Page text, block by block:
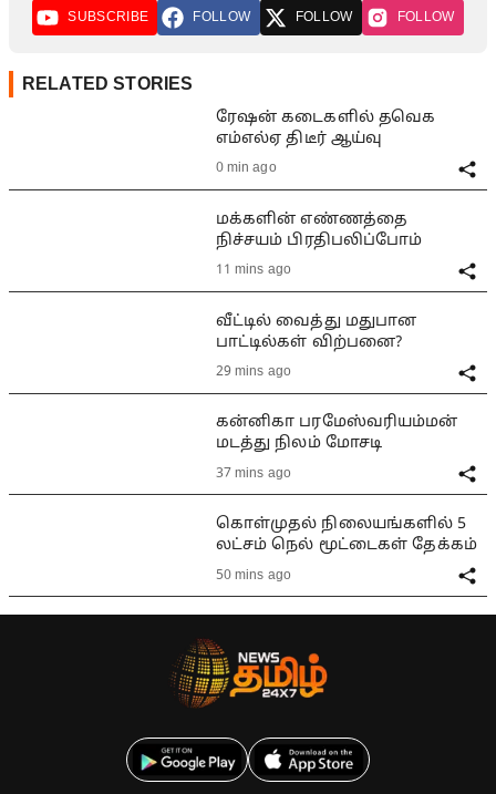
SUBSCRIBE FOLLOW FOLLOW FOLLOW
RELATED STORIES
ரேஷன் கடைகளில் தவெக
எம்எல்ஏ திடீர் ஆய்வு
0 min ago
மக்களின் எண்ணத்தை
நிச்சயம் பிரதிபலிப்போம்
11 mins ago
வீட்டில் வைத்து மதுபான
பாட்டில்கள் விற்பனை?
29 mins ago
கன்னிகா பரமேஸ்வரியம்மன்
மடத்து நிலம் மோசடி
37 mins ago
கொள்முதல் நிலையங்களில் 5
லட்சம் நெல் மூட்டைகள் தேக்கம்
50 mins ago